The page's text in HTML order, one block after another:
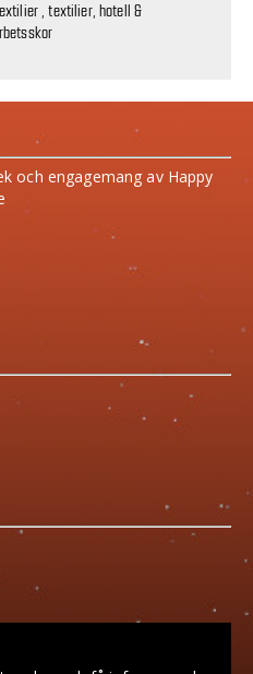
, textilier, hotell &
och engagemang av Happy